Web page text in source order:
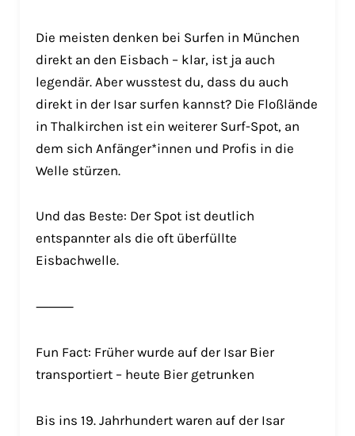
Die meisten denken bei Surfen in München
direkt an den Eisbach – klar, ist ja auch
legendär. Aber wusstest du, dass du auch
direkt in der Isar surfen kannst? Die Floßlände
in Thalkirchen ist ein weiterer Surf-Spot, an
dem sich Anfänger*innen und Profis in die
Welle stürzen.
Und das Beste: Der Spot ist deutlich
entspannter als die oft überfüllte
Eisbachwelle.
⸻
Fun Fact: Früher wurde auf der Isar Bier
transportiert – heute Bier getrunken
Bis ins 19. Jahrhundert waren auf der Isar